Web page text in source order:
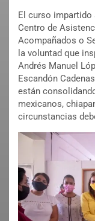
El curso impartido
Centro de
Acompañados o
la voluntad que
Andrés Manuel
Escandón
están
mexicanos,
circunstancias